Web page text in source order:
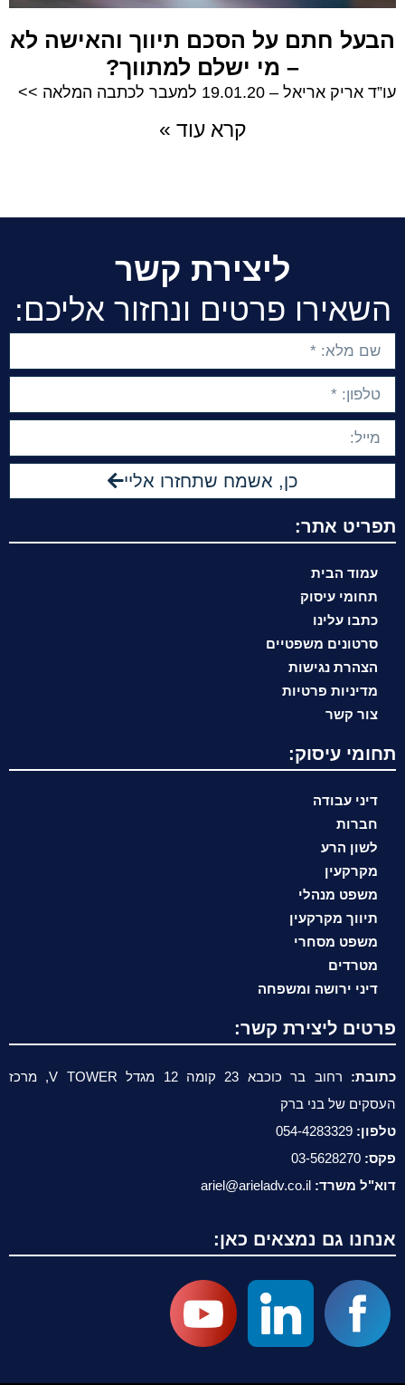
הבעל חתם על הסכם תיווך והאישה לא
– מי ישלם למתווך?
עו”ד אריק אריאל – 19.01.20 למעבר לכתבה המלאה >>
קרא עוד »
ליצירת קשר
השאירו פרטים ונחזור אליכם:
כן, אשמח שתחזרו אליי
תפריט אתר:
עמוד הבית
תחומי עיסוק
כתבו עלינו
סרטונים משפטיים
הצהרת נגישות
מדיניות פרטיות
צור קשר
תחומי עיסוק:
דיני עבודה
חברות
לשון הרע
מקרקעין
משפט מנהלי
תיווך מקרקעין
משפט מסחרי
מטרדים
דיני ירושה ומשפחה
פרטים ליצירת קשר:
כתובת:
רחוב בר כוכבא 23 קומה 12 מגדל V TOWER, מרכז
העסקים של בני ברק
טלפון: 054-4283329
פקס: 03-5628270
דוא"ל משרד: ariel@arieladv.co.il
אנחנו גם נמצאים כאן: